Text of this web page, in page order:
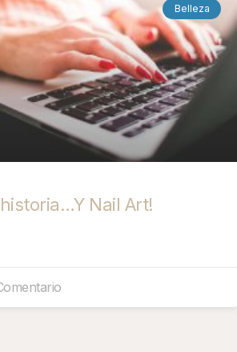
Belleza
Nail Art!